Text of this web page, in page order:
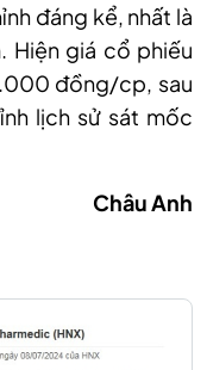
đáng kể, nhất là
. Hiện giá cổ phiếu
đồng/cp, sau
lịch sử sát mốc
Châu Anh